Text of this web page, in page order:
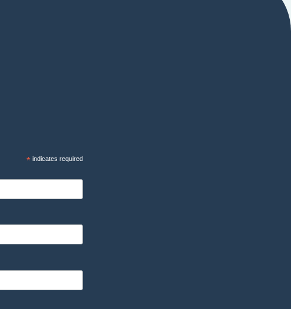
*indicates required